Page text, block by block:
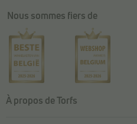
Nous sommes fiers de
À propos de Torfs